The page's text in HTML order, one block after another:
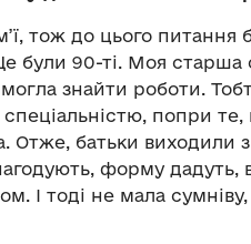
тож до цього
були 90-ті. Моя старша
могла знайти роботи.
спеціальністю, попри
Отже, батьки виходили
форму
І тоді не мала